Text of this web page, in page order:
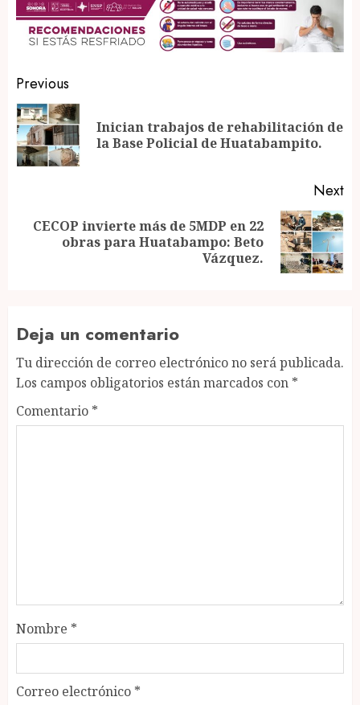
Post
navigation
Previous
Inician trabajos de rehabilitación de
la Base Policial de Huatabampito.
Next
Next
CECOP invierte más de 5MDP en 22
obras para Huatabampo: Beto
Vázquez.
Deja un comentario
Tu dirección de correo electrónico no será publicada.
Los campos obligatorios están marcados con *
Comentario *
Nombre *
Correo electrónico *